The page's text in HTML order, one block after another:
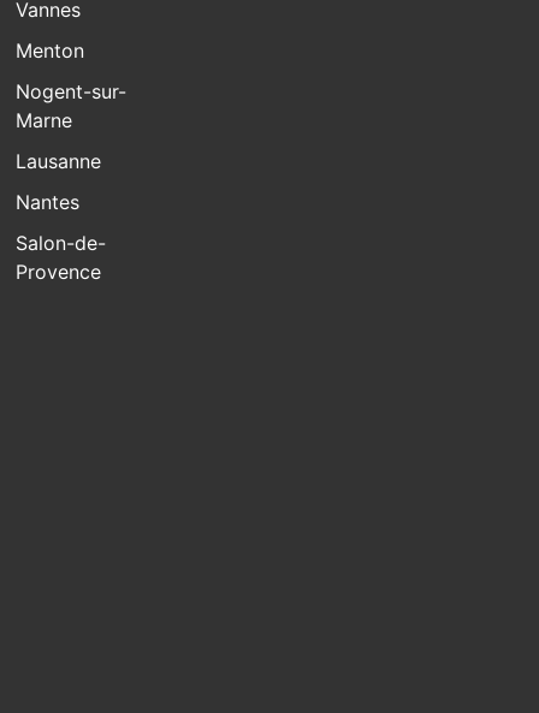
Vannes
Menton
Nogent-sur-
Marne
Lausanne
Nantes
Salon-de-
Provence